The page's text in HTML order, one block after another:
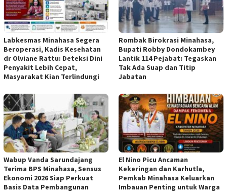
Labkesmas Minahasa Segera
Beroperasi, Kadis Kesehatan
dr Olviane Rattu: Deteksi Dini
Penyakit Lebih Cepat,
Masyarakat Kian Terlindungi
Rombak Birokrasi Minahasa,
Bupati Robby Dondokambey
Lantik 114 Pejabat: Tegaskan
Tak Ada Suap dan Titip
Jabatan
Wabup Vanda Sarundajang
Terima BPS Minahasa, Sensus
Ekonomi 2026 Siap Perkuat
Basis Data Pembangunan
El Nino Picu Ancaman
Kekeringan dan Karhutla,
Pemkab Minahasa Keluarkan
Imbauan Penting untuk Warga